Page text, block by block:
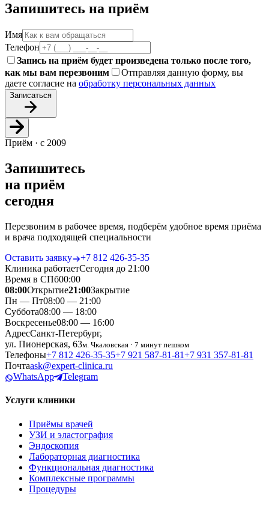
Запишитесь на приём
Имя
Телефон
Запись на приём будет произведена только после того,
как мы вам перезвоним
Отправляя данную форму, вы
даете согласие на обработку персональных данных
Записаться
Приём · с 2009
Запишитесь
на приём
сегодня
Перезвоним в рабочее время, подберём удобное время приёма
и врача подходящей специальности
Оставить заявку
+7 812 426‑35‑35
Клиника работаетСегодня до 21:00
Время в СПб00:00
08:00Открытие21:00Закрытие
Пн — Пт08:00 — 21:00
Суббота08:00 — 18:00
Воскресенье08:00 — 16:00
АдресСанкт-Петербург,
ул. Пионерская, 63м. Чкаловская · 7 минут пешком
Телефоны+7 812 426‑35‑35+7 921 587‑81‑81+7 931 357‑81‑81
Почтаask@expert-clinica.ru
WhatsApp
Telegram
Услуги клиники
Приёмы врачей
УЗИ и эластография
Эндоскопия
Лабораторная диагностика
Функциональная диагностика
Комплексные программы
Процедуры